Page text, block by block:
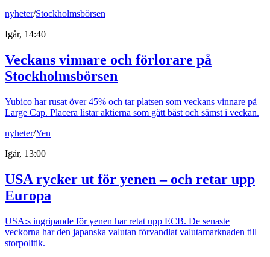
nyheter/Stockholmsbörsen
Igår, 14:40
Veckans vinnare och förlorare på
Stockholmsbörsen
Yubico har rusat över 45% och tar platsen som veckans vinnare på
Large Cap. Placera listar aktierna som gått bäst och sämst i veckan.
nyheter/Yen
Igår, 13:00
USA rycker ut för yenen – och retar upp
Europa
USA:s ingripande för yenen har retat upp ECB. De senaste
veckorna har den japanska valutan förvandlat valutamarknaden till
storpolitik.